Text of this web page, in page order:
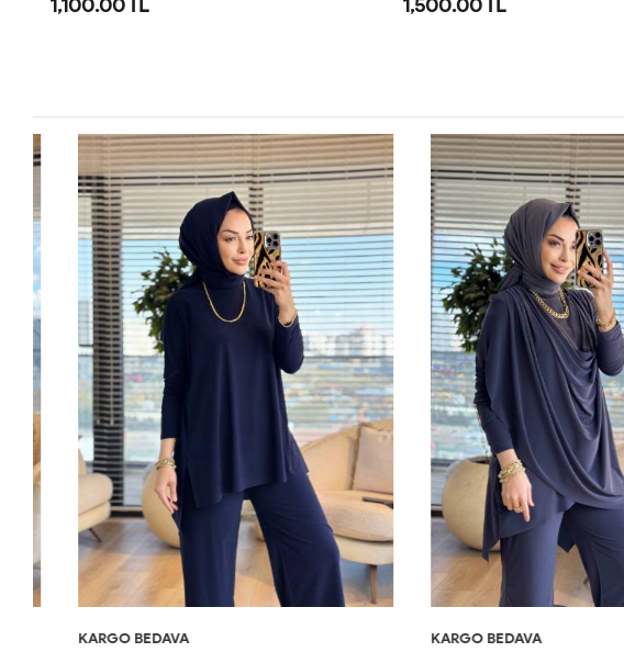
1,100.00 TL 1,500.00 TL
KARGO BEDAVA KARGO BEDAVA